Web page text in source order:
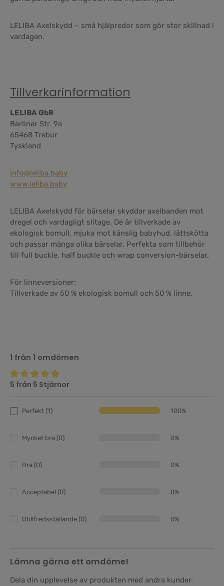
LELIBA Axelskydd – små hjälpredor som gör stor skillnad i
vardagen.
Tillverkarinformation
LELIBA GbR
Berliner Str. 9a
65468 Trebur
Tyskland
info@leliba.baby
www.leliba.baby
LELIBA Axelskydd för bärselar skyddar axelbanden mot
dregel och vardagligt slitage. De är tillverkade av
ekologisk bomull, mjuka mot känslig babyhud, lättskötta
och passar många olika bärselar. Perfekta som tillbehör
till full buckle, half buckle och wrap conversion-bärselar.
För linneversioner:
Tillverkade av 50 % ekologisk bomull och 50 % linne.
1 från 1 omdömen
Genomsnittligt betyg på 5 av 5 stjärnor
5 från 5 Stjärnor
Perfekt (1) 100%
Mycket bra (0) 0%
Bra (0) 0%
Acceptabel (0) 0%
Otillfredsställande (0) 0%
Lämna gärna ett omdöme!
Dela din upplevelse av produkten med andra kunder.